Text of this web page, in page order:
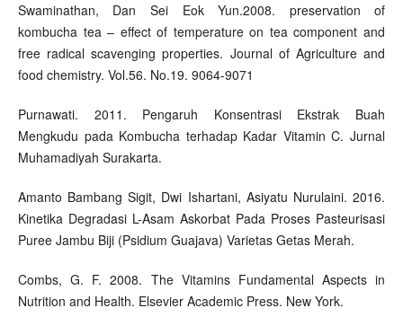
Swaminathan, Dan Sei Eok Yun.2008. preservation of
kombucha tea – effect of temperature on tea component and
free radical scavenging properties. Journal of Agriculture and
food chemistry. Vol.56. No.19. 9064-9071
Purnawati. 2011. Pengaruh Konsentrasi Ekstrak Buah
Mengkudu pada Kombucha terhadap Kadar Vitamin C. Jurnal
Muhamadiyah Surakarta.
Amanto Bambang Sigit, Dwi Ishartani, Asiyatu Nurulaini. 2016.
Kinetika Degradasi L-Asam Askorbat Pada Proses Pasteurisasi
Puree Jambu Biji (Psidium Guajava) Varietas Getas Merah.
Combs, G. F. 2008. The Vitamins Fundamental Aspects in
Nutrition and Health. Elsevier Academic Press. New York.